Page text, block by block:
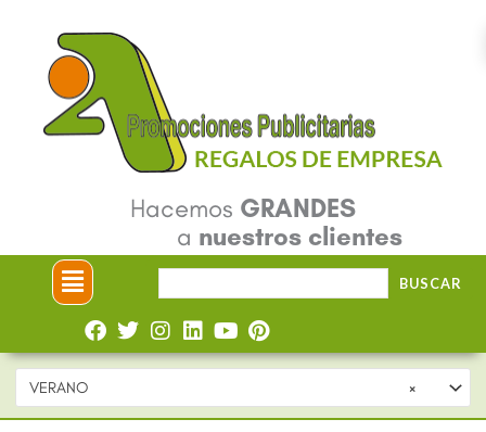
contenido
Hacemos GRANDES
a nuestros clientes
Menú BUSCAR
×
VERANO